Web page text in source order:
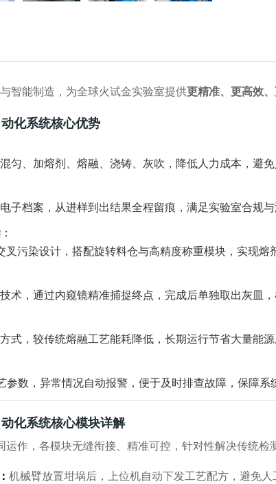
智能制造，为全球火试金实验室提供更精准、更高效
化系统核心优势
匀、加熔剂、熔融、浇铸、灰吹，降低人力成本，避
子档案，从进样到出结果全程留痕，满足实验室合规与
：
叉污染设计，搭配旋转料仓与高精度称重模块，实现
术，通过内窥镜精准捕捉终点，完成后单独取出灰皿
式，较传统熔融工艺能耗降低，长期运行节省大量能源
参数，异常情况自动报警，便于及时排查故障，保障系
化系统核心模块详解
运作，各模块无缝衔接、精准可控，针对性解决传统检
机械臂放置坩埚后，上位机自动下发工艺配方 ，避免